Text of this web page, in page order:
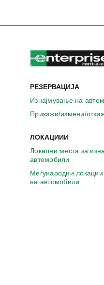
РЕЗЕРВАЦИЈА
Изнајмување на
Прикажи/измени/
ЛОКАЦИИИ
Локални места за
автомобили
Меѓународни
на автомобили